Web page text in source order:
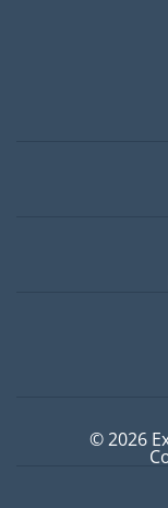
© 2026